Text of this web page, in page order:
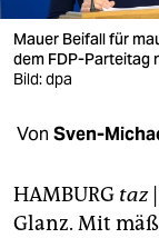
verlag
verlag
shop
fragen & hilfe
Mauer Beifall für
dem FDP-Parteitag
Bild: dpa
Von Sven-
HAMBURG taz|
Glanz. Mit